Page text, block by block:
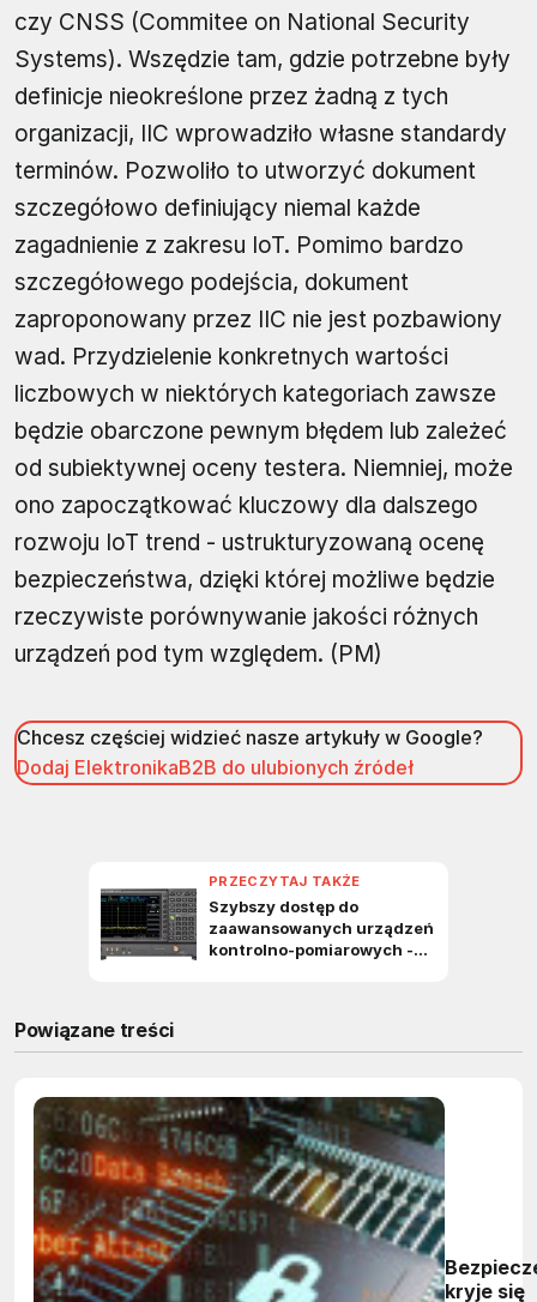
czy CNSS (Commitee on National Security
Systems). Wszędzie tam, gdzie potrzebne były
definicje nieokreślone przez żadną z tych
organizacji, IIC wprowadziło własne standardy
terminów. Pozwoliło to utworzyć dokument
szczegółowo definiujący niemal każde
zagadnienie z zakresu IoT. Pomimo bardzo
szczegółowego podejścia, dokument
zaproponowany przez IIC nie jest pozbawiony
wad. Przydzielenie konkretnych wartości
liczbowych w niektórych kategoriach zawsze
będzie obarczone pewnym błędem lub zależeć
od subiektywnej oceny testera. Niemniej, może
ono zapoczątkować kluczowy dla dalszego
rozwoju IoT trend - ustrukturyzowaną ocenę
bezpieczeństwa, dzięki której możliwe będzie
rzeczywiste porównywanie jakości różnych
urządzeń pod tym względem. (PM)
Chcesz częściej widzieć nasze artykuły w Google?
Dodaj ElektronikaB2B do ulubionych źródeł
Powiązane treści
kryje się